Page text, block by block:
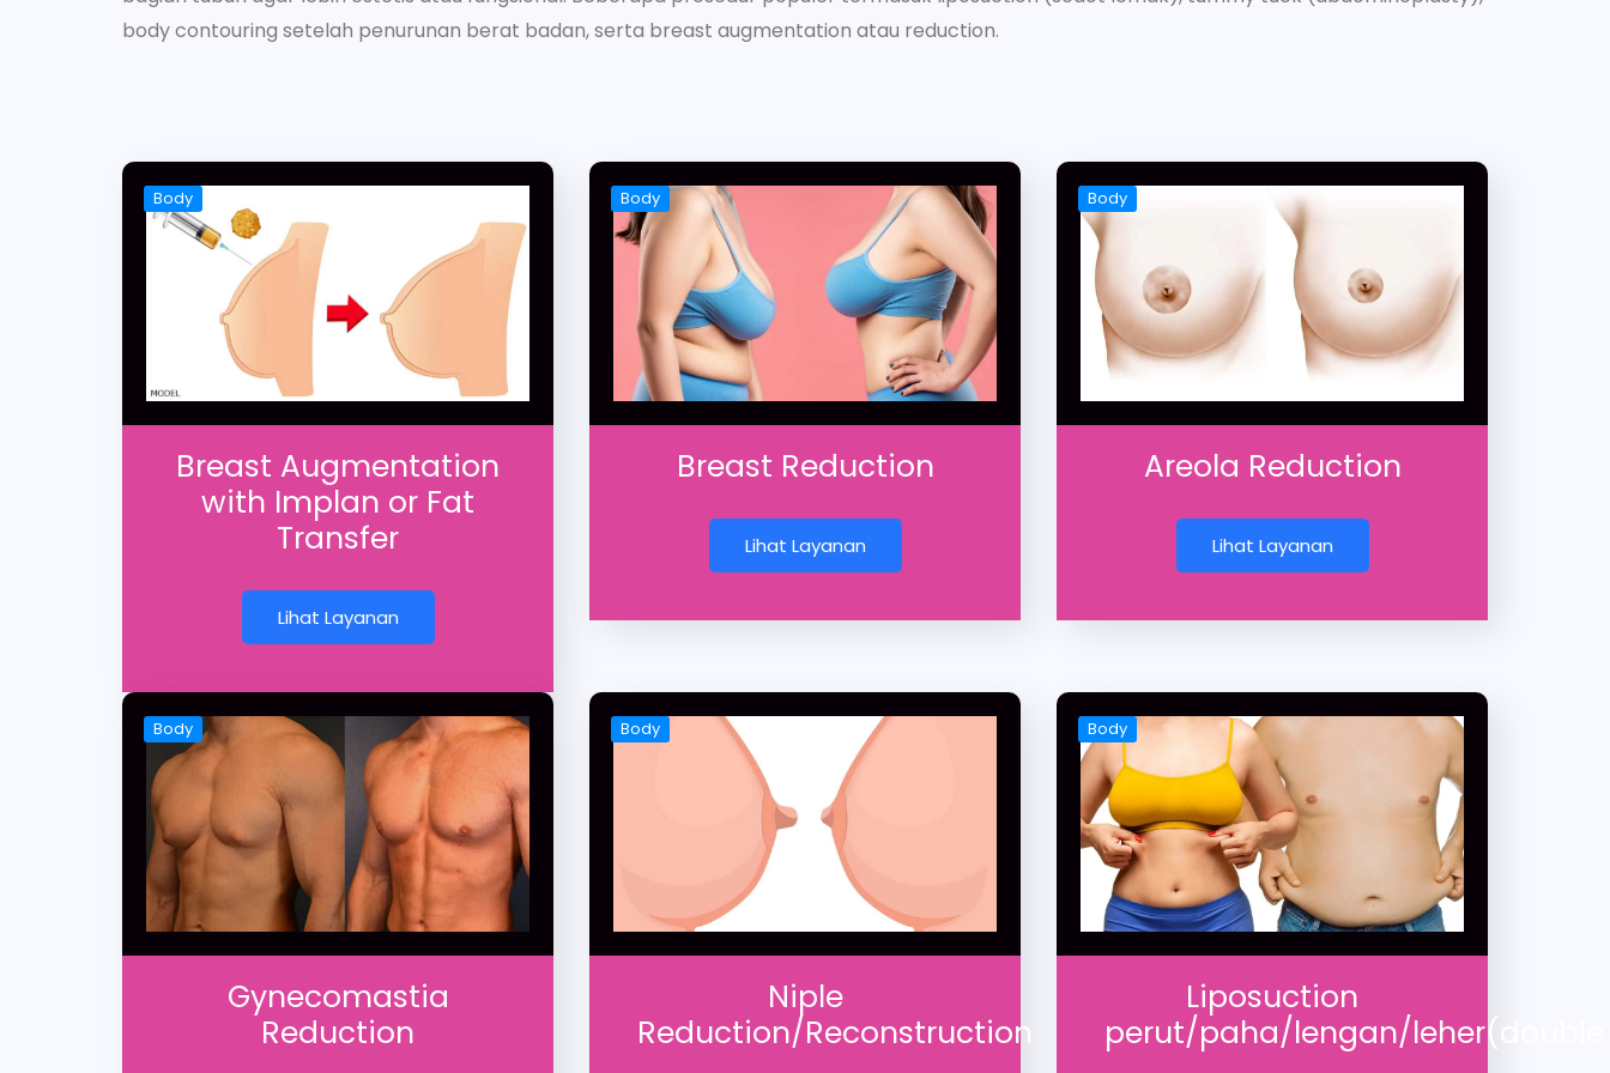
body contouring setelah penurunan berat badan, serta breast augmentation atau reduction.
Body
Breast Augmentation
with Implan or Fat
Transfer
Lihat Layanan
Body
Breast Reduction
Lihat Layanan
Body
Areola Reduction
Lihat Layanan
Body
Gynecomastia
Reduction
Body
Niple
Reduction/Reconstruction
Body
Liposuction
perut/paha/lengan/